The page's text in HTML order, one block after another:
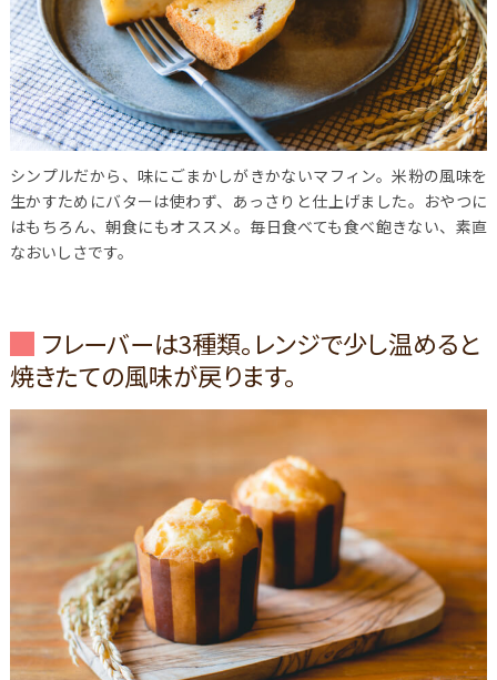
シンプルだから、味にごまかしがきかないマフィン。米粉の風味を
生かすためにバターは使わず、あっさりと仕上げました。おやつに
はもちろん、朝食にもオススメ。毎日食べても食べ飽きない、素直
なおいしさです。
フレーバーは3種類。レンジで少し温めると
焼きたての風味が戻ります。